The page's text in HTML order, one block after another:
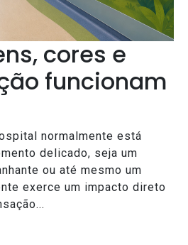
cores e
funcionam
normalmente está
delicado, seja um
ou até mesmo um
exerce um impacto direto